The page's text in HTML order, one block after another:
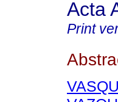
Acta
Print